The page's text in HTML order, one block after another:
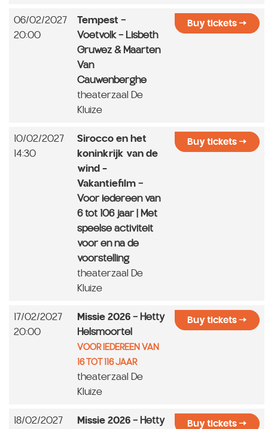
06/02/2027
20:00
Tempest -
Voetvolk - Lisbeth
Gruwez & Maarten
Van
Cauwenberghe
theaterzaal De
Kluize
Buy tickets
10/02/2027
14:30
Sirocco en het
koninkrijk van de
wind -
Vakantiefilm -
Voor iedereen van
6 tot 106 jaar | Met
speelse activiteit
voor en na de
voorstelling
theaterzaal De
Kluize
Buy tickets
17/02/2027
20:00
Missie 2026 - Hetty
Helsmoortel
VOOR IEDEREEN VAN
16 TOT 116 JAAR
theaterzaal De
Kluize
Buy tickets
18/02/2027
Missie 2026 - Hetty
Buy tickets